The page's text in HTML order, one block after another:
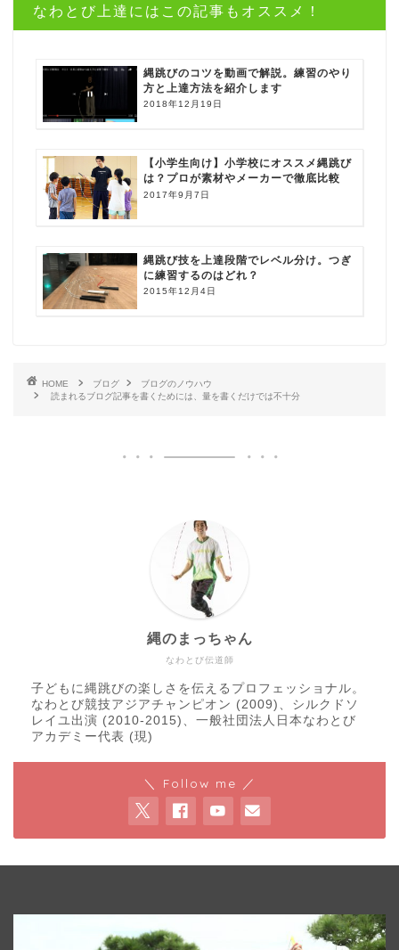
なわとび上達にはこの記事もオススメ！
縄跳びのコツを動画で解説。練習のやり
方と上達方法を紹介します
2018年12月19日
【小学生向け】小学校にオススメ縄跳び
は？プロが素材やメーカーで徹底比較
2017年9月7日
縄跳び技を上達段階でレベル分け。つぎ
に練習するのはどれ？
2015年12月4日
HOME ブログ
ブログのノウハウ
読まれるブログ記事を書くためには、量を書くだけでは不十分
なわとび伝道師
縄のまっちゃん
子どもに縄跳びの楽しさを伝えるプロフェッショナル。
なわとび競技アジアチャンピオン (2009)、シルクドソ
レイユ出演 (2010-2015)、一般社団法人日本なわとび
アカデミー代表 (現)
＼ Follow me ／